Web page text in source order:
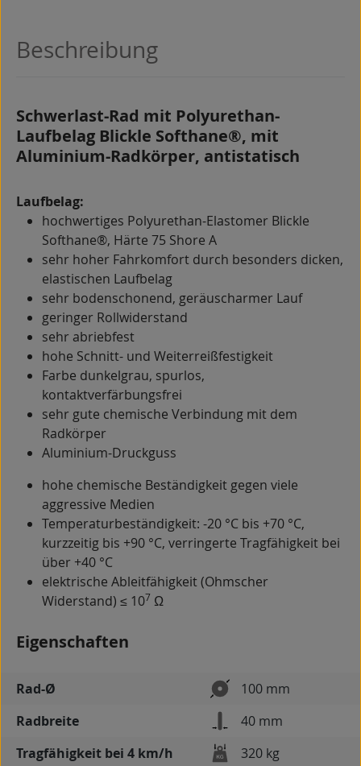
Beschreibung
Schwerlast-Rad mit Polyurethan-
Laufbelag Blickle Softhane®, mit
Aluminium-Radkörper, antistatisch
Laufbelag:
hochwertiges Polyurethan-Elastomer Blickle
Softhane®, Härte 75 Shore A
sehr hoher Fahrkomfort durch besonders dicken,
elastischen Laufbelag
sehr bodenschonend, geräuscharmer Lauf
geringer Rollwiderstand
sehr abriebfest
hohe Schnitt- und Weiterreißfestigkeit
Farbe dunkelgrau, spurlos,
kontaktverfärbungsfrei
sehr gute chemische Verbindung mit dem
Radkörper
Aluminium-Druckguss
hohe chemische Beständigkeit gegen viele
aggressive Medien
Temperaturbeständigkeit: -20 °C bis +70 °C,
kurzzeitig bis +90 °C, verringerte Tragfähigkeit bei
über +40 °C
elektrische Ableitfähigkeit (Ohmscher
Widerstand) ≤ 107 Ω
Eigenschaften
Rad-Ø
100 mm
Radbreite
40 mm
Tragfähigkeit bei 4 km/h
320 kg